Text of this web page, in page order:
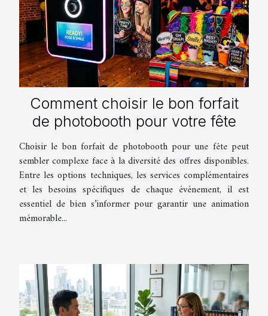
Comment choisir le bon forfait
de photobooth pour votre fête
Choisir le bon forfait de photobooth pour une fête peut
sembler complexe face à la diversité des offres disponibles.
Entre les options techniques, les services complémentaires
et les besoins spécifiques de chaque événement, il est
essentiel de bien s’informer pour garantir une animation
mémorable...